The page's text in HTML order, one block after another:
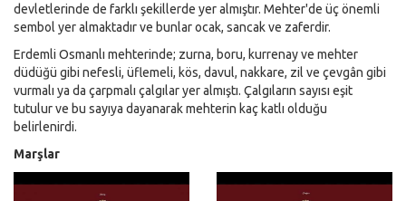
devletlerinde de farklı şekillerde yer almıştır. Mehter'de üç önemli
sembol yer almaktadır ve bunlar ocak, sancak ve zaferdir.
Erdemli Osmanlı mehterinde; zurna, boru, kurrenay ve mehter
düdüğü gibi nefesli, üflemeli, kös, davul, nakkare, zil ve çevgân gibi
vurmalı ya da çarpmalı çalgılar yer almıştı. Çalgıların sayısı eşit
tutulur ve bu sayıya dayanarak mehterin kaç katlı olduğu
belirlenirdi.
Marşlar